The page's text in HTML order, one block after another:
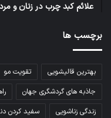
علائم کبد چرب در زنان و
برچسب ها
بهترین قالیشویی تقویت مو
جاذبه های گردشگری جهان
زندگی زناشویی
سفید کردن